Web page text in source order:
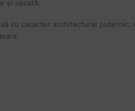
și uscată.
cu caracter architectural puternic,